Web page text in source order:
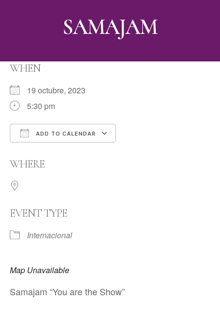
SAMAJAM
WHEN
19 octubre, 2023
5:30 pm
ADD TO CALENDAR
WHERE
EVENT TYPE
Internacional
Map Unavailable
Samajam “You are the Show”